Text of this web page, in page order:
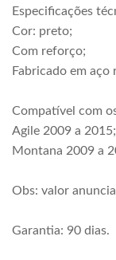
Especificações
Cor: preto;
Com reforço;
Fabricado em aço
Compatível com
Agile 2009 a 2015;
Montana 2009 a
Obs: valor
Garantia: 90 dias.